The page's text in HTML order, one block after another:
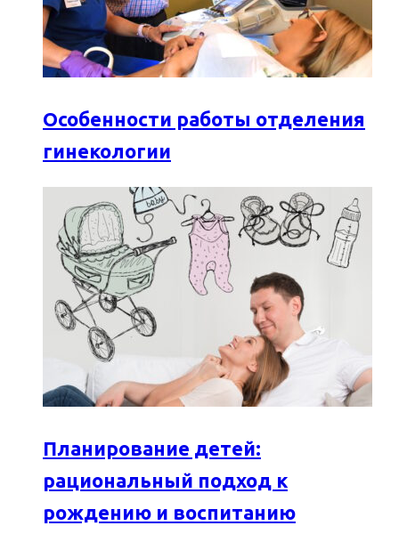
Особенности работы отделения
гинекологии
Планирование детей:
рациональный подход к
рождению и воспитанию